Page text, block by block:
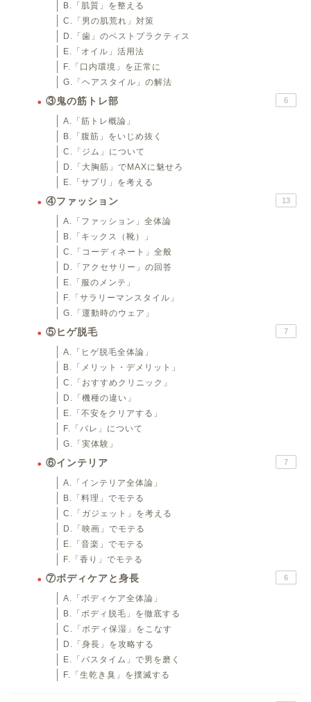
B.「肌質」を整える
C.「男の肌荒れ」対策
D.「歯」のベストプラクティス
E.「オイル」活用法
F.「口内環境」を正常に
G.「ヘアスタイル」の解法
③鬼の筋トレ部 6
A.「筋トレ概論」
B.「腹筋」をいじめ抜く
C.「ジム」について
D.「大胸筋」でMAXに魅せろ
E.「サプリ」を考える
④ファッション 13
A.「ファッション」全体論
B.「キックス（靴）」
C.「コーディネート」全般
D.「アクセサリー」の回答
E.「服のメンテ」
F.「サラリーマンスタイル」
G.「運動時のウェア」
⑤ヒゲ脱毛 7
A.「ヒゲ脱毛全体論」
B.「メリット・デメリット」
C.「おすすめクリニック」
D.「機種の違い」
E.「不安をクリアする」
F.「バレ」について
G.「実体験」
⑥インテリア 7
A.「インテリア全体論」
B.「料理」でモテる
C.「ガジェット」を考える
D.「映画」でモテる
E.「音楽」でモテる
F.「香り」でモテる
⑦ボディケアと身長 6
A.「ボディケア全体論」
B.「ボディ脱毛」を徹底する
C.「ボディ保湿」をこなす
D.「身長」を攻略する
E.「バスタイム」で男を磨く
F.「生乾き臭」を撲滅する